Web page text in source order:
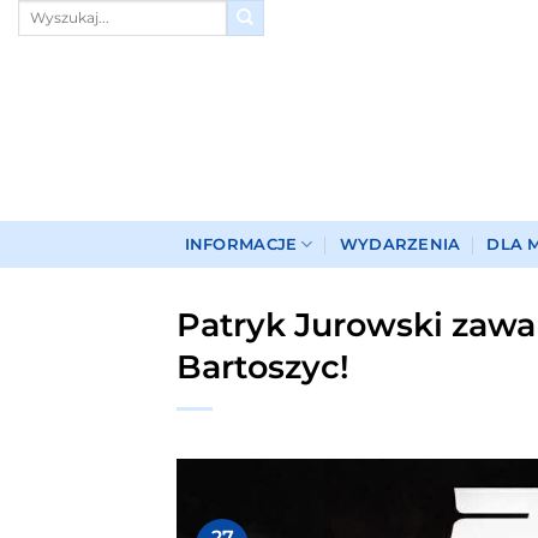
Przewiń
INFORMACJE WYDARZENIA DLA
Patryk Jurowski
Bartoszyc!